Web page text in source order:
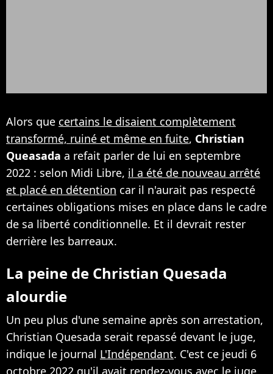
Alors que certains le disaient complètement
transformé, ruiné et même en fuite, Christian
Queasada a refait parler de lui en septembre
2022 : selon Midi Libre, il a été de nouveau arrêté
et placé en détention car il n'aurait pas respecté
certaines obligations mises en place dans le cadre
de sa liberté conditionnelle. Et il devrait rester
derrière les barreaux.
La peine de Christian Quesada
alourdie
Un peu plus d'une semaine après son arrestation,
Christian Quesada serait repassé devant le juge,
indique le journal L'Indépendant. C'est ce jeudi 6
octobre 2022 qu'il avait rendez-vous avec le juge